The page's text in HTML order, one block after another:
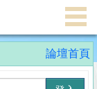
論壇首頁